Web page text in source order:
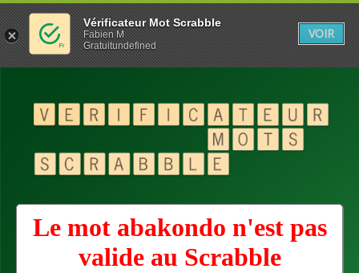
Le mot abakondo n'est pas
valide au Scrabble
Vérificateur Mot Scrabble
Fabien M
Gratuitundefined
VOIR